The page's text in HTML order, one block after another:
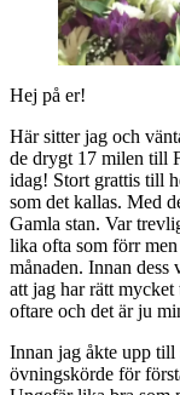
Hej på er!
Här sitter jag och
de drygt 17 milen till
idag! Stort grattis till
som det kallas. Med
Gamla stan. Var
lika ofta som förr
månaden. Innan dess
att jag har rätt
oftare och det är ju
Innan jag åkte upp till
övningskörde för